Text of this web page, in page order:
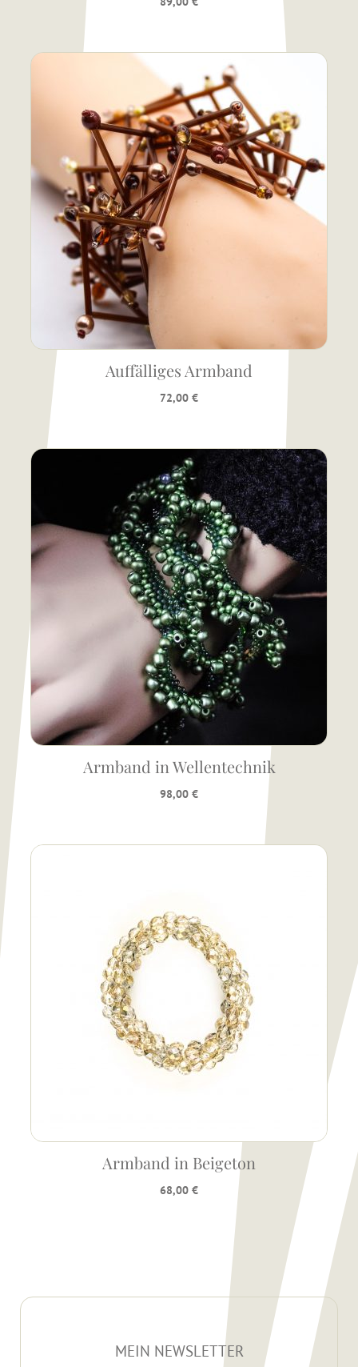
Auffälliges Armband
72,00 €
Armband in Wellentechnik
98,00 €
Armband in Beigeton
68,00 €
MEIN NEWSLETTER